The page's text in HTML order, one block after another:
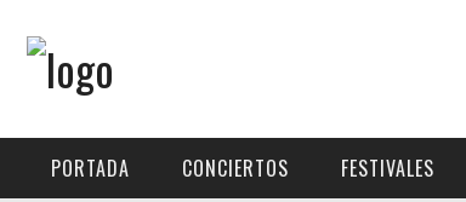
PORTADA
PORTADA CONCIERTOS FESTIVALES